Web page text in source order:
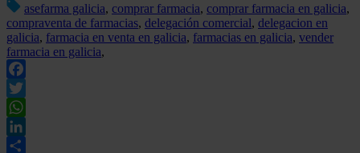
asefarma galicia, comprar farmacia, comprar farmacia en galicia,
compraventa de farmacias, delegación comercial, delegacion en
galicia, farmacia en venta en galicia, farmacias en galicia, vender
farmacia en galicia,
Facebook
Twitter
WhatsApp
LinkedIn